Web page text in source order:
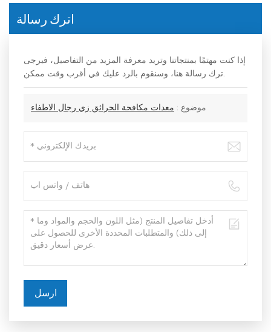
اترك رسالة
إذا كنت مهتمًا بمنتجاتنا وتريد معرفة المزيد من التفاصيل، فيرجى
ترك رسالة هنا، وسنقوم بالرد عليك في أقرب وقت ممكن.
موضوع : معدات مكافحة الحرائق زي رجال الاطفاء
ارسل